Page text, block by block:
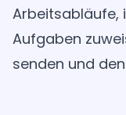
Arbeitsabläufe,
Aufgaben
senden und